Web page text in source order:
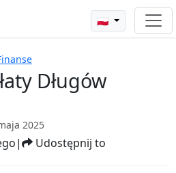
🇵🇱
Długów
2025
| Udostępnij to